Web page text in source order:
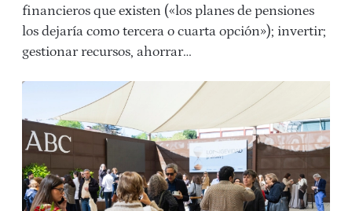
financieros que existen («los planes de pensiones
los dejaría como tercera o cuarta opción»); invertir;
gestionar recursos, ahorrar…